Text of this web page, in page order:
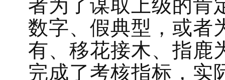
者为了谋取上级的肯
数字、假典型，或者
有、移花接木、指鹿
完成了考核指标，实